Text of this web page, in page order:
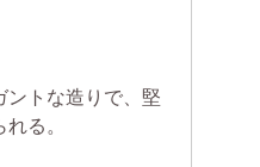
ントな造りで、堅
る。